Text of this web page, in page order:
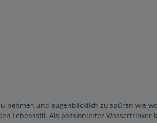
nehmen und augenblicklich zu spüren wie
Lebensstil. Als passionierter Wassertrinker